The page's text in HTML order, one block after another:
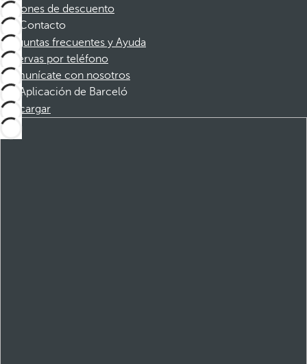
Cupones de descuento
Contacto
Preguntas frecuentes y Ayuda
Reservas por teléfono
Comunícate con nosotros
Aplicación de Barceló
Descargar